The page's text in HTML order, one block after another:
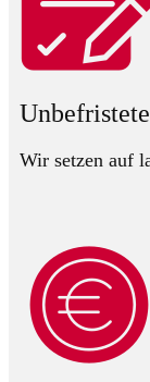
Wir setzen auf